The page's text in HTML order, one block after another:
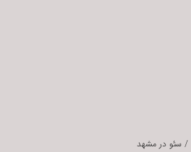
/ سئو در مشهد